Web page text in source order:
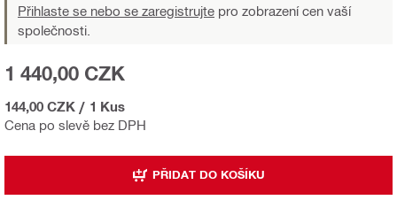
Přihlaste se nebo se zaregistrujte pro zobrazení cen vaší
společnosti.
Cena po slevě bez DPH
1 440,00 CZK
144,00 CZK / 1 Kus
PŘIDAT DO KOŠÍKU